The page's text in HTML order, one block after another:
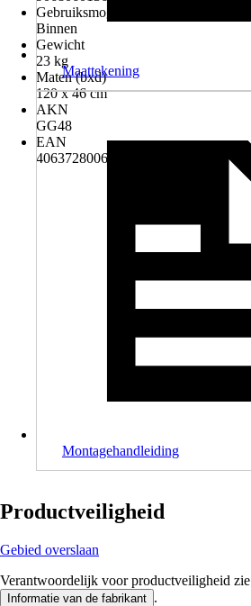
Gebruiksmogelijkheden
Binnen
Gewicht
23 kg
Maten (bxd)
120 x 46 cm
AKN
GG48
EAN
4063728006699
Maattekening
Montagehandleiding
Productveiligheid
Gebied overslaan
Verantwoordelijk voor productveiligheid zie
Informatie van de fabrikant .